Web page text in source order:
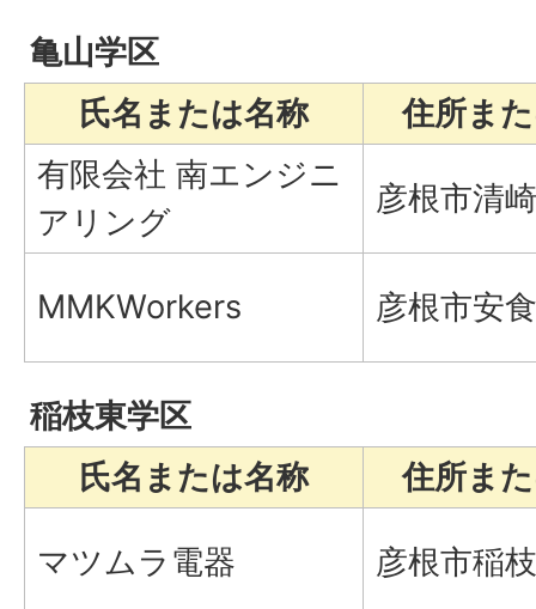
亀山学区
氏名または名称
住所ま
有限会社 南エンジニ
アリング
彦根市清
MMKWorkers 彦根市安
稲枝東学区
氏名または名称
住所ま
マツムラ電器 彦根市稲